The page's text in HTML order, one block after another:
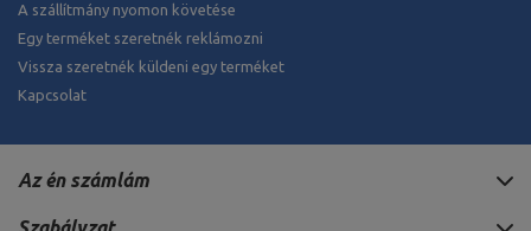
A szállítmány nyomon követése
Egy terméket szeretnék reklámozni
Vissza szeretnék küldeni egy terméket
Kapcsolat
Az én számlám